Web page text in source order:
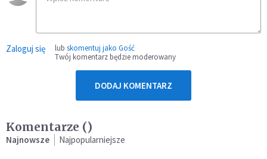
Zaloguj się lub skomentuj jako Gość
Twój komentarz będzie moderowany
DODAJ KOMENTARZ
Komentarze ()
Najnowsze Najpopularniejsze